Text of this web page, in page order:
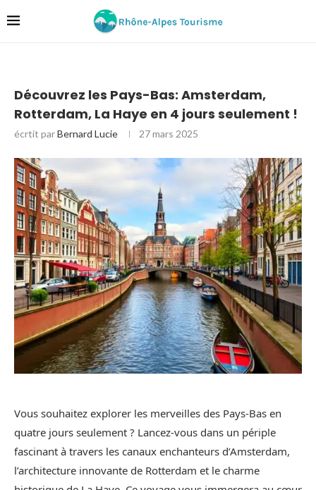
Découvrez les Pays-Bas: Amsterdam,
Rotterdam, La Haye en 4 jours seulement !
écrtit parBernard Lucie 27 mars 2025
Vous souhaitez explorer les merveilles des Pays-Bas en
quatre jours seulement ? Lancez-vous dans un périple
fascinant à travers les canaux enchanteurs d’Amsterdam,
l’architecture innovante de Rotterdam et le charme